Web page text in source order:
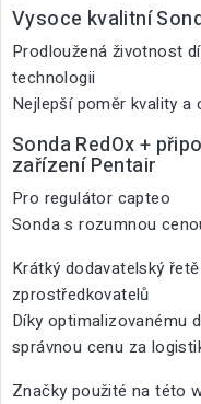
Vysoce kvalitní
Prodloužená životnost
technologii
Nejlepší poměr kvality a
Sonda RedOx +
zařízení Pentair
Pro regulátor capteo
Sonda s rozumnou
Krátký dodavatelský
zprostředkovatelů
Díky optimalizovanému
správnou cenu za
Značky použité na této